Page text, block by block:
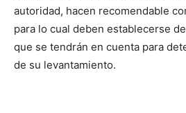
autoridad, hacen recomendable
para lo cual deben establecerse
que se tendrán en cuenta para
de su levantamiento.